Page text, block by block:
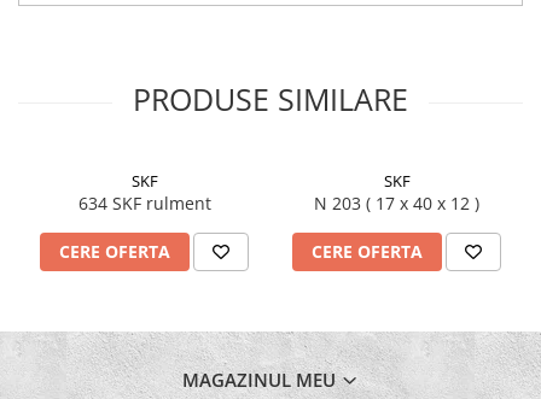
PRODUSE SIMILARE
SKF
634 SKF rulment
CERE OFERTA
SKF
N 203 ( 17 x 40 x 12 )
CERE OFERTA
MAGAZINUL MEU